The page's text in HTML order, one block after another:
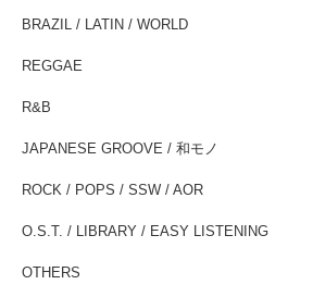
BRAZIL / LATIN / WORLD
REGGAE
R&B
JAPANESE GROOVE / 和モノ
ROCK / POPS / SSW / AOR
O.S.T. / LIBRARY / EASY LISTENING
OTHERS